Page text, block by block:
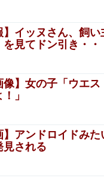
ド「サンドローネ確保
がでかすぎて浴衣を突
の最大ダメージはこ
沢直樹みたいな
人「あんな奴居ね
出手術で誤って腫瘍の
け植物状態に
】イッヌさん、飼
を見てドン引き・・
像】女の子「ウエ
」
】アンドロイドみ
見される